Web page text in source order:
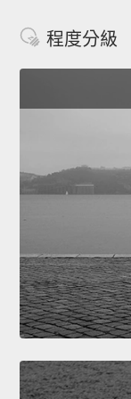
程度分級